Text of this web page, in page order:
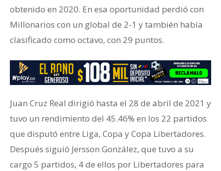
obtenido en 2020. En esa oportunidad perdió con
Millonarios con un global de 2-1 y también había
clasificado como octavo, con 29 puntos.
Juan Cruz Real dirigió hasta el 28 de abril de 2021 y
tuvo un rendimiento del 45.46% en los 22 partidos
que disputó entre Liga, Copa y Copa Libertadores.
Después siguió Jersson González, que tuvo a su
cargo 5 partidos, 4 de ellos por Libertadores para